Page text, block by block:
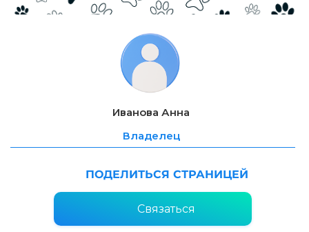
Иванова Анна
Владелец
ПОДЕЛИТЬСЯ СТРАНИЦЕЙ
Связаться